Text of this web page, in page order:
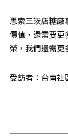
思索三崁店糖廠
價值，還需要更
榮，我們還需更
受訪者：台南社